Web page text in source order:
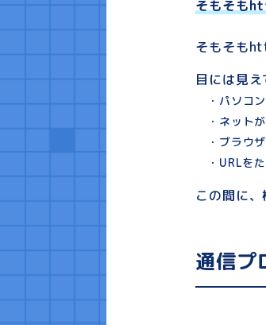
そもそも
そもそも
目には見
・パソコン
・ネットが
・ブラウザ
・URLを
この間に
通信プ